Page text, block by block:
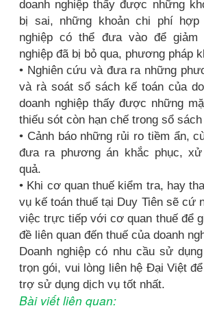
doanh nghiệp thấy được những
bị sai, những khoản chi phí hợp
nghiệp có thể đưa vào để giảm
nghiệp đã bị bỏ qua, phương pháp
• Nghiên cứu và đưa ra những
và rà soát sổ sách kế toán của
doanh nghiệp thấy được những
thiếu sót còn hạn chế trong sổ
• Cảnh báo những rủi ro tiềm ẩn,
đưa ra phương án khắc phục,
quả.
• Khi cơ quan thuế kiểm tra, hay
vụ kế toán thuế tại Duy Tiên sẽ cứ
việc trực tiếp với cơ quan thuế để
đề liên quan đến thuế của doanh
Doanh nghiệp có nhu cầu sử
trọn gói, vui lòng liên hệ Đại Việt
trợ sử dụng dịch vụ tốt nhất.
Bài viết liên quan: